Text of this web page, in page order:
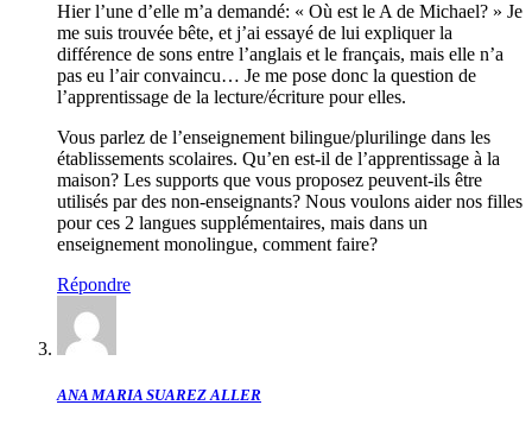
Hier l’une d’elle m’a demandé: « Où est le A de Michael? » Je
me suis trouvée bête, et j’ai essayé de lui expliquer la
différence de sons entre l’anglais et le français, mais elle n’a
pas eu l’air convaincu… Je me pose donc la question de
l’apprentissage de la lecture/écriture pour elles.
Vous parlez de l’enseignement bilingue/plurilinge dans les
établissements scolaires. Qu’en est-il de l’apprentissage à la
maison? Les supports que vous proposez peuvent-ils être
utilisés par des non-enseignants? Nous voulons aider nos filles
pour ces 2 langues supplémentaires, mais dans un
enseignement monolingue, comment faire?
Répondre
ANA MARIA SUAREZ ALLER